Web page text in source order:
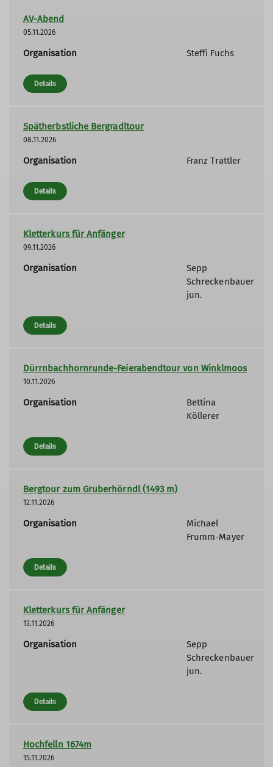
AV-Abend
05.11.2026
Organisation Steffi Fuchs
Details
Spätherbstliche Bergradltour
08.11.2026
Organisation Franz Trattler
Details
Kletterkurs für Anfänger
09.11.2026
Organisation
Sepp
Schreckenbauer
jun.
Details
Dürrnbachhornrunde-Feierabendtour von Winklmoos
10.11.2026
Organisation
Bettina
Köllerer
Details
Bergtour zum Gruberhörndl (1493 m)
12.11.2026
Organisation
Michael
Frumm-Mayer
Details
Kletterkurs für Anfänger
13.11.2026
Organisation
Sepp
Schreckenbauer
jun.
Details
Hochfelln 1674m
15.11.2026